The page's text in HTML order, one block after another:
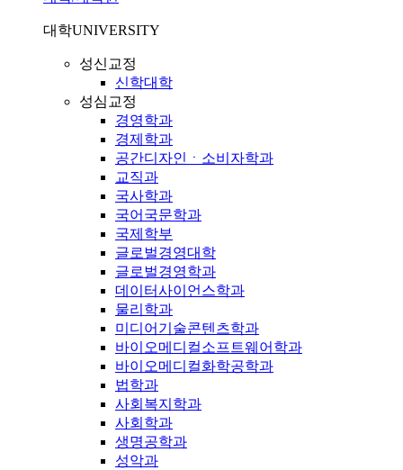
대학UNIVERSITY
성신교정
신학대학
성심교정
경영학과
경제학과
공간디자인ㆍ소비자학과
교직과
국사학과
국어국문학과
국제학부
글로벌경영대학
글로벌경영학과
데이터사이언스학과
물리학과
미디어기술콘텐츠학과
바이오메디컬소프트웨어학과
바이오메디컬화학공학과
법학과
사회복지학과
사회학과
생명공학과
성악과